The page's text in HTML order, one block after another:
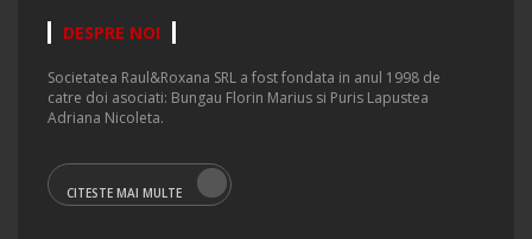
DESPRE NOI
Societatea Raul&Roxana SRL a fost fondata in anul 1998 de
catre doi asociati: Bungau Florin Marius si Puris Lapustea
Adriana Nicoleta.
CITESTE MAI MULTE